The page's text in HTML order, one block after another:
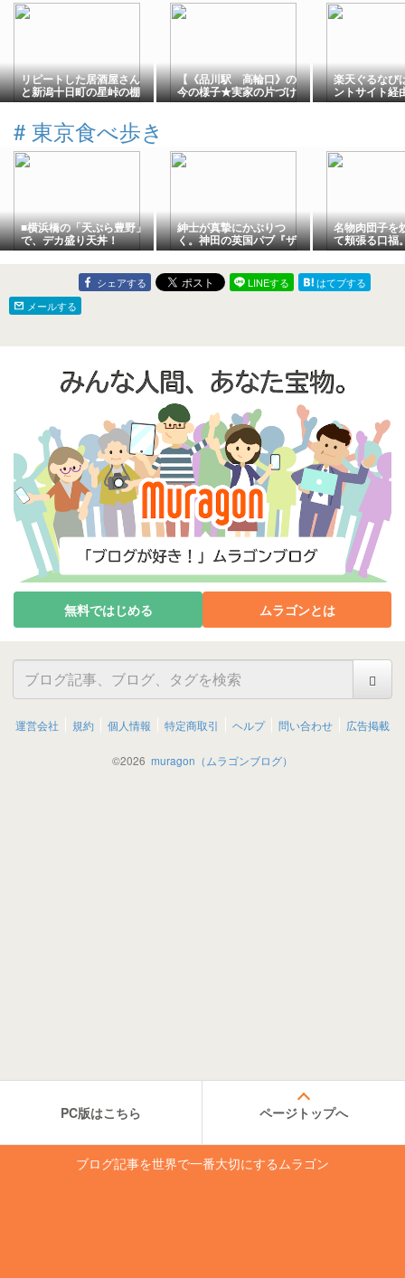
リピートした居酒屋さん
と新潟十日町の星峠の棚
田
【《品川駅 高輪口》の
今の様子★実家の片づけ
★夕食は《かぶらや》で
楽天ぐるなび
ントサイト経
か？比較【ポ
# 東京食べ歩き
■横浜橋の「天ぷら豊野」
で、デカ盛り天丼！
紳士が真摯にかぶりつ
く。神田の英国パブ『ザ
グラバー ハンバーガーパ
ブ』
名物肉団子を
て頬張る口福
中華『寳華園
シェアする LINEする
はてブする
メールする
無料ではじめる ムラゴンとは
運営会社 規約 個人情報 特定商取引 ヘルプ 問い合わせ 広告掲載
©2026 muragon（ムラゴンブログ）
PC版はこちら ページトップへ
ブログ記事を世界で一番大切にするムラゴン